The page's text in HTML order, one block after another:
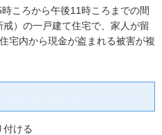
ころから午後11時ころまでの間
）の一戸建て住宅で、家人が留
宅内から現金が盗まれる被害が複
付ける